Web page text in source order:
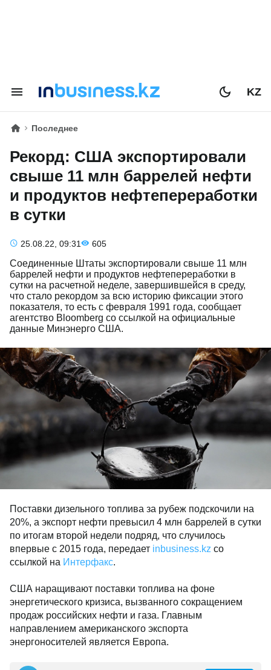
KZ
Последнее
Рекорд: США экспортировали
свыше 11 млн баррелей нефти
и продуктов нефтепереработки
в сутки
25.08.22, 09:31 605
Соединенные Штаты экспортировали свыше 11 млн
баррелей нефти и продуктов нефтепереработки в
сутки на расчетной неделе, завершившейся в среду,
что стало рекордом за всю историю фиксации этого
показателя, то есть с февраля 1991 года, сообщает
агентство Bloomberg со ссылкой на официальные
данные Минэнерго США.
Поставки дизельного топлива за рубеж подскочили на
20%, а экспорт нефти превысил 4 млн баррелей в сутки
по итогам второй недели подряд, что случилось
впервые с 2015 года, передает inbusiness.kz со
ссылкой на Интерфакс.
США наращивают поставки топлива на фоне
энергетического кризиса, вызванного сокращением
продаж российских нефти и газа. Главным
направлением американского экспорта
энергоносителей является Европа.